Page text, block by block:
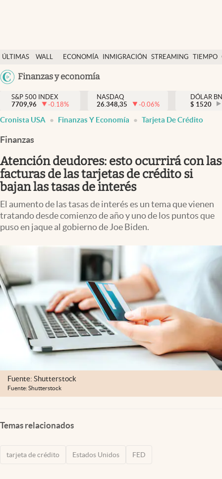
ÚLTIMAS
NOTICIAS
WALL
DÓLAR
ECONOMÍA INMIGRACIÓN STREAMING TIEMPO
México
USA
Finanzas y economía
Finanzas y economía
Wall Street y dólar
Inmigración
Espiritual
Streaming
PC y mobile
Lifestyle
S&P 500 INDEX
7709,96
-0.18%
NASDAQ
26.348,35
-0.06%
DÓLAR
$ 1520
Cronista USA Finanzas Y Economía Tarjeta De Crédito
Finanzas
Atención deudores: esto ocurrirá con las
facturas de las tarjetas de crédito si
bajan las tasas de interés
El aumento de las tasas de interés es un tema que vienen
tratando desde comienzo de año y uno de los puntos que
puso en jaque al gobierno de Joe Biden.
Fuente: Shutterstock
Fuente: Shutterstock
Temas relacionados
tarjeta de crédito Estados Unidos FED